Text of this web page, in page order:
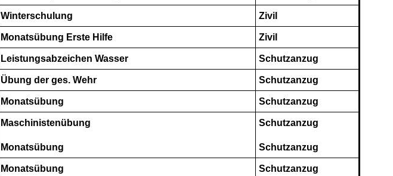
Winterschulung Zivil
Monatsübung Erste Hilfe Zivil
Leistungsabzeichen Wasser Schutzanzug
Übung der ges. Wehr Schutzanzug
Monatsübung Schutzanzug
Maschinistenübung
Monatsübung
Schutzanzug
Schutzanzug
Monatsübung Schutzanzug